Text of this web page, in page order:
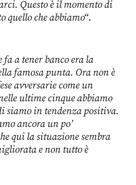
Questo è il momento di
quello che abbiamo“.
fa a tener banco era la
famosa punta. Ora non è
avversarie come un
ultime cinque abbiamo
siamo in tendenza positiva.
ancora un po’
qui la situazione sembra
e non tutto è